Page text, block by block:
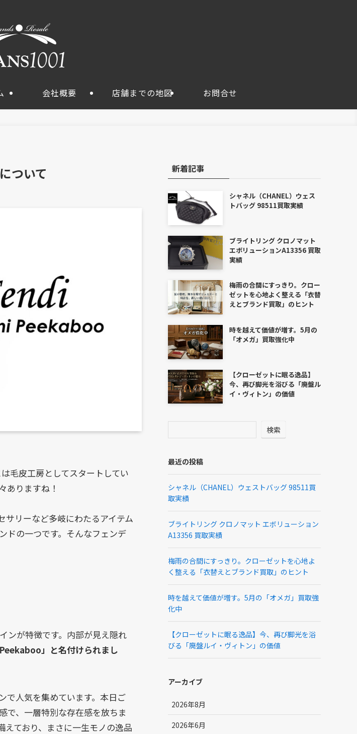
会社概要 店舗までの地図 お問合せ
ついて
毛皮工房としてスタートしてい
ありますね！
サリーなど多岐にわたるアイテム
ドの一つです。そんなフェンデ
ンが特徴です。内部が見え隠れ
」と名付けられまし
で人気を集めています。本日ご
で、一層特別な存在感を放ちま
ており、まさに一生モノの逸品
新着記事
シャネル（CHANEL）ウェス
トバッグ 98511買取実績
ブライトリング クロノマット
エボリューションA13356 買取
実績
梅雨の合間にすっきり。クロー
ゼットを心地よく整える「衣替
えとブランド買取」のヒント
時を越えて価値が増す。5月の
「オメガ」買取強化中
【クローゼットに眠る逸品】
今、再び脚光を浴びる「廃盤ル
イ・ヴィトン」の価値
検索
最近の投稿
シャネル（CHANEL）ウェストバッグ 98511買
取実績
ブライトリング クロノマット エボリューション
A13356 買取実績
梅雨の合間にすっきり。クローゼットを心地よ
く整える「衣替えとブランド買取」のヒント
時を越えて価値が増す。5月の「オメガ」買取強
化中
【クローゼットに眠る逸品】今、再び脚光を浴
びる「廃盤ルイ・ヴィトン」の価値
アーカイブ
2026年8月
2026年6月